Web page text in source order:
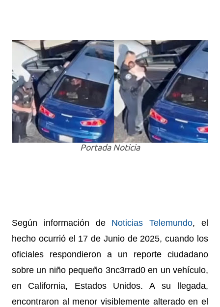
Portada Noticia
Según información de Noticias Telemundo, el
hecho ocurrió el 17 de Junio de 2025, cuando los
oficiales respondieron a un reporte ciudadano
sobre un niño pequeño 3nc3rrad0 en un vehículo,
en California, Estados Unidos.A su llegada,
encontraron al menor visiblemente alterado en el